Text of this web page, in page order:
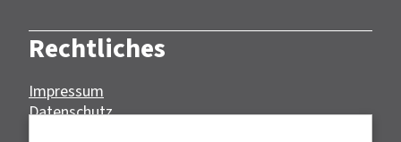
Rechtliches
Impressum
Datenschutz